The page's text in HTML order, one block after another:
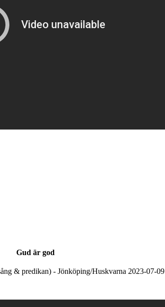
Gud är god
& predikan) - Jönköping/Huskvarna 2023-07-09